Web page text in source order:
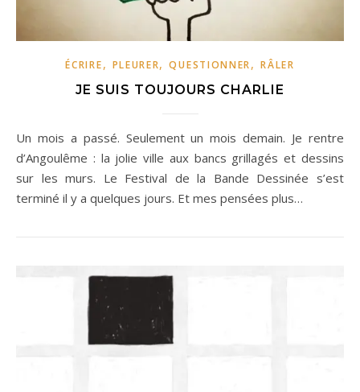
ÉCRIRE, PLEURER,QUESTIONNER,RÂLER
JE SUIS TOUJOURS CHARLIE
Un mois a passé. Seulement un mois demain. Je rentre
d’Angoulême : la jolie ville aux bancs grillagés et dessins
sur les murs. Le Festival de la Bande Dessinée s’est
terminé il y a quelques jours. Et mes pensées plus…